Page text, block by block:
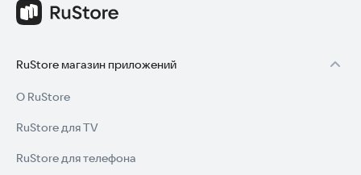
RuStore магазин приложений
О RuStore
RuStore для TV
RuStore для телефона